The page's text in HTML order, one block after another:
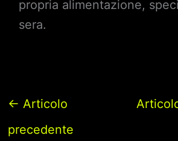
propria alimentazione,
sera.
← Articolo
precedente